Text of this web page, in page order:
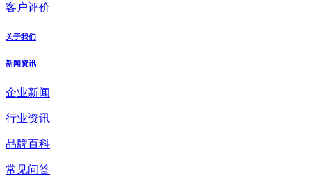
客户评价
关于我们
新闻资讯
企业新闻
行业资讯
品牌百科
常见问答